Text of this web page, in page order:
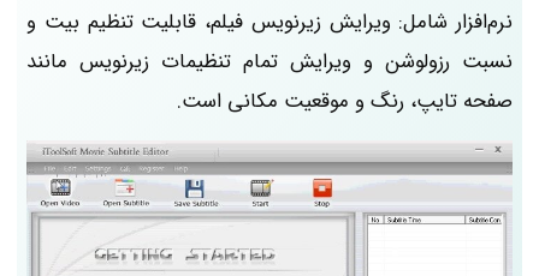
نرم‌افزار شامل: ویرایش زیرنویس فیلم، قابلیت تنظیم بیت و
نسبت رزولوشن و ویرایش تمام تنظیمات زیرنویس مانند
صفحه تایپ، رنگ و موقعیت مکانی است.